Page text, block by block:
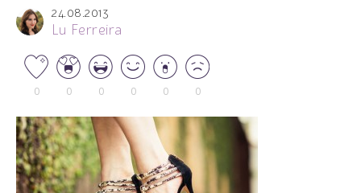
24.08.2013
Lu Ferreira
0 0 0 0 0 0